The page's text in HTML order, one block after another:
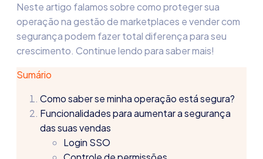
Neste artigo falamos sobre como proteger sua
operação nagestão de marketplaces evender com
segurançapodem fazer total diferença para seu
crescimento. Continue lendo para saber mais!
Sumário
Como saber se minha operação está segura?
Funcionalidades para aumentar a segurança
das suas vendas
Login SSO